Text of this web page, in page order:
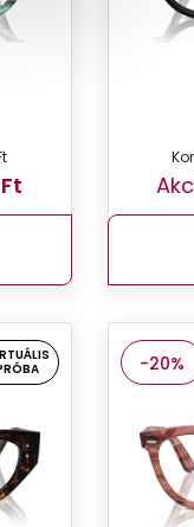
-20%